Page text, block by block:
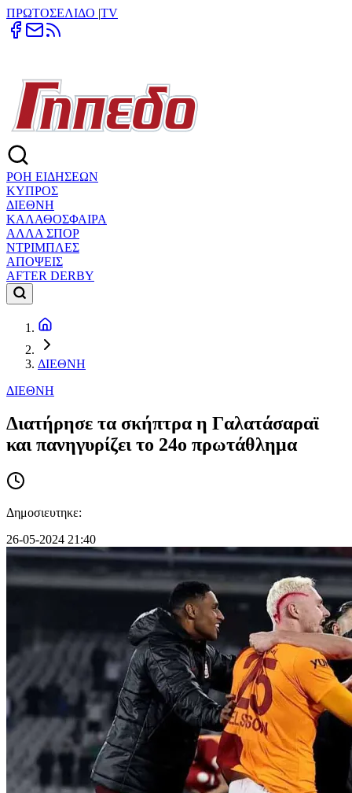
ΠΡΩΤΟΣΕΛΙΔΟ |TV
ΡΟΗ ΕΙΔΗΣΕΩΝ
ΚΥΠΡΟΣ
ΔΙΕΘΝΗ
ΚΑΛΑΘΟΣΦΑΙΡΑ
ΑΛΛΑ ΣΠΟΡ
ΝΤΡΙΜΠΛΕΣ
ΑΠΟΨΕΙΣ
AFTER DERBY
ΔΙΕΘΝΗ
ΔΙΕΘΝΗ
Διατήρησε τα σκήπτρα η Γαλατάσαραϊ
και πανηγυρίζει το 24ο πρωτάθλημα
Δημοσιευτηκε:
26-05-2024 21:40